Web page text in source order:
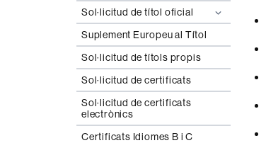
Sol·licitud de títol oficial
Suplement Europeu al Títol
Sol·licitud de títols propis
Sol·licitud de certificats
Sol·licitud de certificats
electrònics
Certificats Idiomes B i C